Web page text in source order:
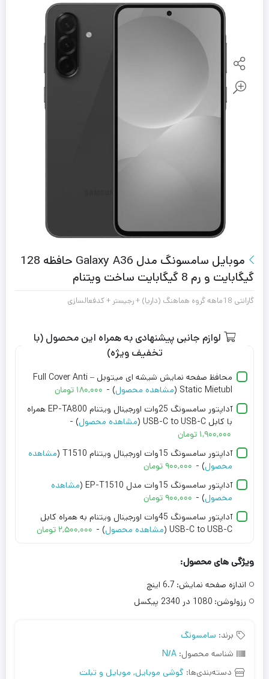
موبایل سامسونگ مدل Galaxy A36 حافظه 128
گیگابایت و رم 8 گیگابایت ساخت ویتنام
گارانتی 18ماهه گروه هماهنگ (داریا) + رجیستر + کدفعالسازی
لوازم جانبی پیشنهادی به همراه این محصول (با
تخفیف ویژه)
محافظ صفحه نمایش شیشه ای میتوبل – Full Cover Anti
Static Mietubl ( مشاهده محصول) - ۱۸۰,۰۰۰ تومان
آداپتور سامسونگ 25وات اورجینال ویتنام EP-TA800 همراه
با کابل USB-C to USB-C (
مشاهده محصول) -
۱,۹۰۰,۰۰۰ تومان
آداپتور سامسونگ 15وات اورجینال ویتنام T1510 (
مشاهده
محصول) - ۹۰۰,۰۰۰تومان
آداپتور سامسونگ 15وات مدل EP-T1510 (
مشاهده
محصول) - ۹۰۰,۰۰۰تومان
آداپتور سامسونگ 45وات اورجینال ویتنام به همراه کابل
USB-C to USB-C ( مشاهده محصول) - ۲,۵۰۰,۰۰۰ تومان
ویژگی های محصول:
اندازه صفحه نمایش: 6.7 اینچ
رزولوشن: 1080 در 2340 پیکسل
برند: سامسونگ
شناسه محصول: N/A
دسته‌بندی‌ها: گوشی موبایل, موبایل و تبلت